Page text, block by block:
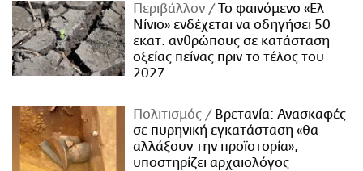
Περιβάλλον
Το φαινόμενο «Ελ
Νίνιο» ενδέχεται να οδηγήσει 50
εκατ. ανθρώπους σε κατάσταση
οξείας πείνας πριν το τέλος του
2027
Πολιτισμός
Βρετανία: Ανασκαφές
σε πυρηνική εγκατάσταση «θα
αλλάξουν την προϊστορία»,
υποστηρίζει αρχαιολόγος